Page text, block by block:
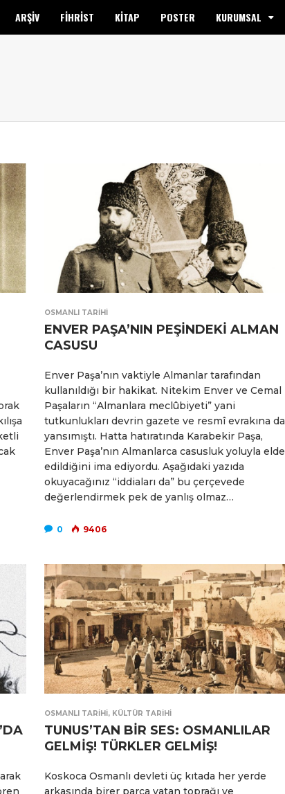
ARŞİV FİHRİST KİTAP POSTER KURUMSAL
OSMANLI TARIHI
ENVER PAŞA’NIN PEŞİNDEKİ ALMAN
CASUSU
Enver Paşa’nın vaktiyle Almanlar tarafından
kullanıldığı bir hakikat. Nitekim Enver ve Cemal
Paşaların “Almanlara meclûbiyeti” yani
tutkunlukları devrin gazete ve resmî evrakına da
yansımıştı. Hatta hatıratında Karabekir Paşa,
Enver Paşa’nın Almanlarca casusluk yoluyla elde
edildiğini ima ediyordu. Aşağıdaki yazıda
okuyacağınız “iddiaları da” bu çerçevede
değerlendirmek pek de yanlış olmaz…
0 9406
OSMANLI TARIHI, KÜLTÜR TARIHI
TUNUS’TAN BİR SES: OSMANLILAR
GELMİŞ! TÜRKLER GELMİŞ!
Koskoca Osmanlı devleti üç kıtada her yerde
arkasında birer parça vatan toprağı ve